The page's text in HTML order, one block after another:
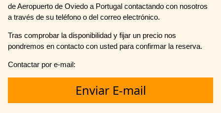
de Aeropuerto de Oviedo a Portugal contactando con nosotros
a través de su teléfono o del correo electrónico.
Tras comprobar la disponibilidad y fijar un precio nos
pondremos en contacto con usted para confirmar la reserva.
Contactar por e-mail:
Enviar E-mail